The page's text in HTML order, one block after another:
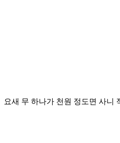
요새 무 하나가 천원 정도면 사니